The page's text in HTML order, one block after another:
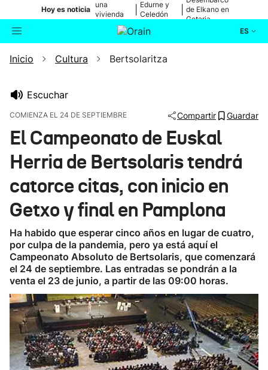
Hoy es noticia
una
vivienda
de Bilbao
Edurne y
Celedón
de Elkano en
Getaria
ES
Buscador Actualidad
Ikusmiran
Eguraldia
Inicio Cultura Bertsolaritza
Escuchar
COMIENZA EL 24 DE SEPTIEMBRE Compartir Guardar
El Campeonato de Euskal
Herria de Bertsolaris tendrá
catorce citas, con inicio en
Getxo y final en Pamplona
Ha habido que esperar cinco años en lugar de cuatro,
por culpa de la pandemia, pero ya está aquí el
Campeonato Absoluto de Bertsolaris, que comenzará
el 24 de septiembre. Las entradas se pondrán a la
venta el 23 de junio, a partir de las 09:00 horas.